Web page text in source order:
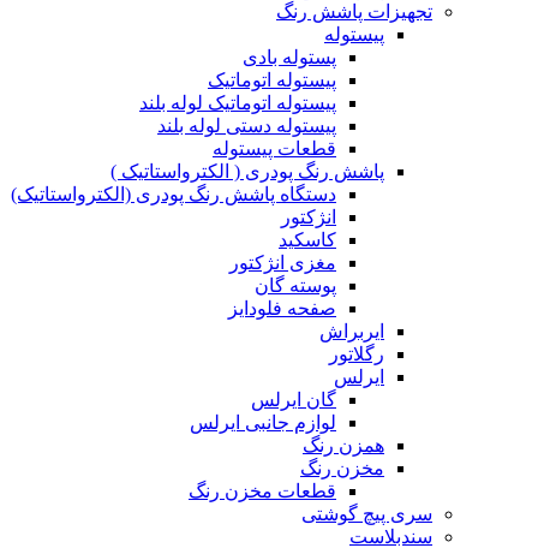
تجهیزات پاشش رنگ
پیستوله
پستوله بادی
پیستوله اتوماتیک
پیستوله اتوماتیک لوله بلند
پیستوله دستی لوله بلند
قطعات پیستوله
پاشش رنگ پودری ( الکترواستاتیک )
دستگاه پاشش رنگ پودری (الکترواستاتیک)
انژکتور
کاسکید
مغزی انژکتور
پوسته گان
صفحه فلودایز
ایربراش
رگلاتور
ایرلس
گان ایرلس
لوازم جانبی ایرلس
همزن رنگ
مخزن رنگ
قطعات مخزن رنگ
سری پیچ گوشتی
سندبلاست